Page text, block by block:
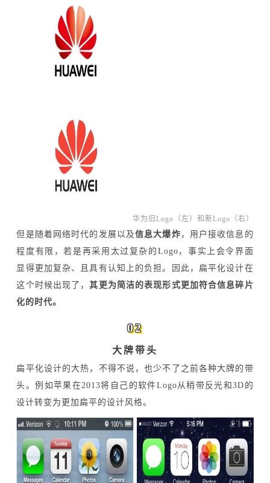
华为旧Logo（左）和新Logo（右）
但是随着网络时代的发展以及信息大爆炸 ，用户接收信息的
程度有限，若是再采用太过复杂的Logo，事实上会令界面
显得更加复杂、且具有认知上的负担。因此，扁平化设计在
这个时候出现了，其更为简洁的表现形式更加符合信息碎片
化的时代。
02
大牌带头
扁平化设计的大热，不得不说，也少不了之前各种大牌的带
头。例如苹果在2013将自己的软件Logo从稍带反光和3D的
设计转变为更加扁平的设计风格。